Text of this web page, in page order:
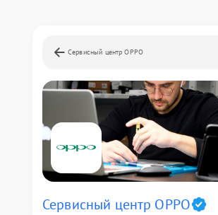
Сервисный центр OPPO
Сервисный центр OPPO